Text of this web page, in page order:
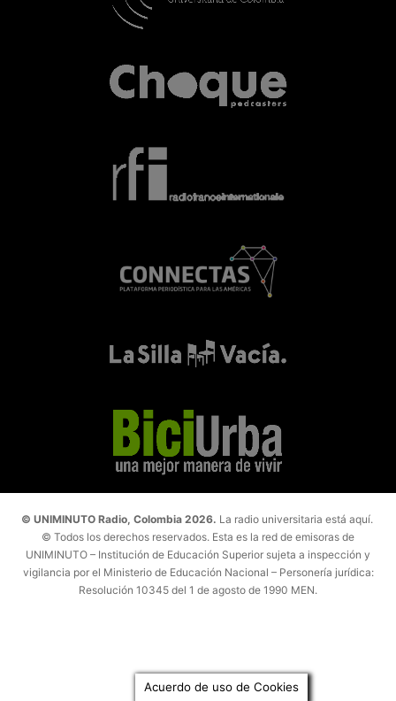
© UNIMINUTO Radio, Colombia 2026. La radio universitaria está aquí.
© Todos los derechos reservados. Esta es la red de emisoras de
UNIMINUTO – Institución de Educación Superior sujeta a inspección y
vigilancia por el Ministerio de Educación Nacional – Personería jurídica:
Resolución 10345 del 1 de agosto de 1990 MEN.
Acuerdo de uso de Cookies